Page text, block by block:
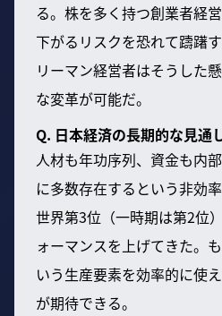
る。株を多く持つ創業者経
下がるリスクを恐れて躊躇
リーマン経営者はそうした
な変革が可能だ。
Q. 日本経済の長期的な見通
人材も年功序列、資金も内
に多数存在するという非効
世界第3位（一時期は第2位
ォーマンスを上げてきた。
いう生産要素を効率的に使
が期待できる。